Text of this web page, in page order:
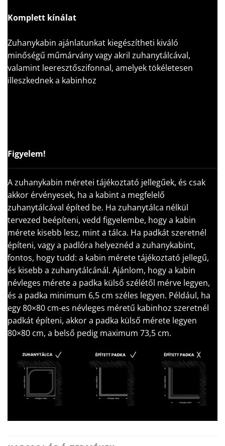
Komplett kínálat
Zuhanykabin ajánlatunkat kiegészítheti kiváló
minőségű műmárvány vagy akril zuhanytálcával,
valamint leeresztőszifonnal, amelyek tökéletesen
illeszkednek a kabinhoz
Figyelem!
A zuhanykabin méretei tájékoztató jellegűek, és csak
akkor érvényesek, ha a kabint a megfelelő
zuhanytálcával építed be. Ha zuhanytálca nélkül
tervezed beépíteni, vedd figyelembe, hogy a kabin
mérete kisebb lesz, mint a tálca. Ha padkát szeretnél
építeni, vagy a padlóra helyeznéd a zuhanykabint,
fontos, hogy tudd: a kabin mérete tájékoztató jellegű,
és kisebb a zuhanytálcánál. Ajánlom, hogy a kabin
névleges mérete a padka külső szélétől mérve legyen,
és a padka minimum 6,5 cm széles legyen. Például, ha
egy 80×80 cm-es névleges méretű kabinhoz szeretnél
padkát építeni, akkor a padka külső mérete legyen
80×80 cm, a belső pedig maximum 73,5 cm.